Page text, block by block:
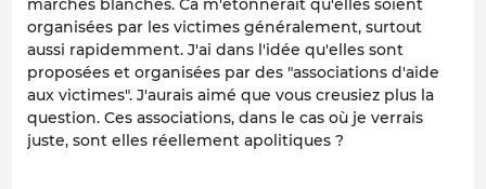
organisées par les victimes généralement, surtout
aussi rapidemment. J'ai dans l'idée qu'elles sont
proposées et organisées par des "associations d'aide
aux victimes". J'aurais aimé que vous creusiez plus la
question. Ces associations, dans le cas où je verrais
juste, sont elles réellement apolitiques ?